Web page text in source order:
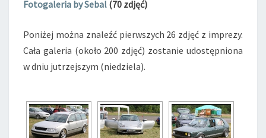
Fotogaleria by Sebal (70 zdjęć)
Poniżej można znaleźć pierwszych 26 zdjęć z imprezy.
Cała galeria (około 200 zdjęć) zostanie udostępniona
w dniu jutrzejszym (niedziela).